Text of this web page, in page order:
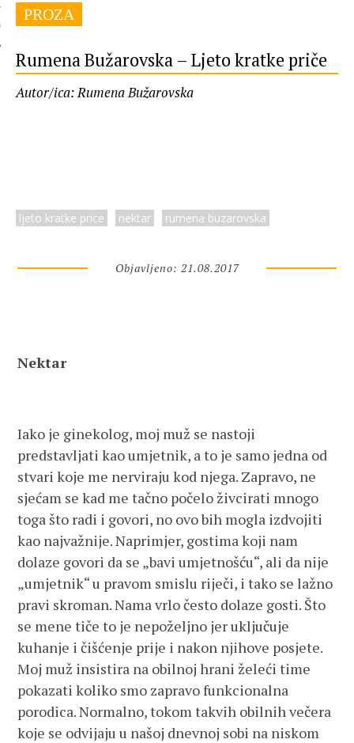
PROZA
Rumena Bužarovska – Ljeto kratke priče
Autor/ica: Rumena Bužarovska
ljeto kratke price nektar rumena buzarovska
Objavljeno: 21.08.2017
Nektar
Iako je ginekolog, moj muž se nastoji
predstavljati kao umjetnik, a to je samo jedna od
stvari koje me nerviraju kod njega. Zapravo, ne
sjećam se kad me tačno počelo živcirati mnogo
toga što radi i govori, no ovo bih mogla izdvojiti
kao najvažnije. Naprimjer, gostima koji nam
dolaze govori da se „bavi umjetnošću“, ali da nije
„umjetnik“ u pravom smislu riječi, i tako se lažno
pravi skroman. Nama vrlo često dolaze gosti. Što
se mene tiče to je nepoželjno jer uključuje
kuhanje i čišćenje prije i nakon njihove posjete.
Moj muž insistira na obilnoj hrani želeći time
pokazati koliko smo zapravo funkcionalna
porodica. Normalno, tokom takvih obilnih večera
koje se odvijaju u našoj dnevnoj sobi na niskom